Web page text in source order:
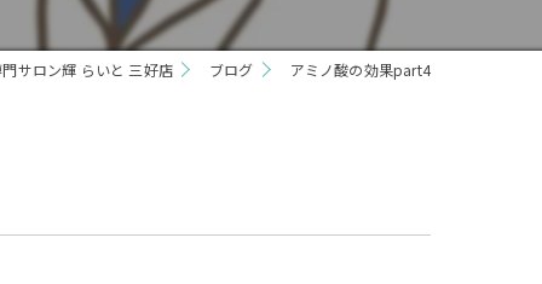
フェイシャル
ブライダル
サロン輝 らいと 三好店 ブログ アミノ酸の効果part4